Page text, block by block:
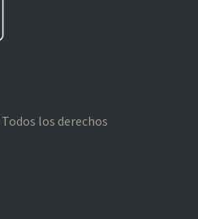
Todos los derechos